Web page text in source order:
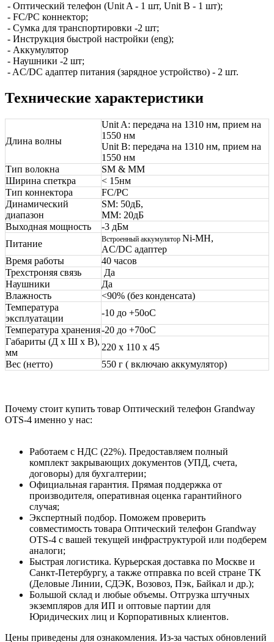
- Оптический телефон (Unit A - 1 шт, Unit B - 1 шт);
- FC/PC коннектор;
- Сумка для транспортировки -2 шт;
- Инструкция быстрой настройки (eng);
- Аккумулятор
- Наушники -2 шт;
- AC/DC адаптер питания (зарядное устройство) - 2 шт.
Технические характеристики
Длина волны
Unit A: передача на 1310 нм, прием на
1550 нм
Unit B: передача на 1310 нм, прием на
1550 нм
Тип волокна
SM & MM
Ширина спеткра
< 15нм
Тип коннектора
FC/PC
Динамический
диапазон
SM: 50дБ,
MM: 20дБ
Выходная мощность
-3 дБм
Питание
Встроенный аккумулятор Ni-MH,
AC/DC адаптер
Время работы
40 часов
Трехстроняя связь
Да
Наушники
Да
Влажность
<90% (без конденсата)
Температура
эксплуатации
-10 до +50оС
Температура хранения-20 до +70оС
Габариты (Д х Ш х В),
мм
220 х 110 х 45
Вес (нетто)
550 г ( включаю аккумулятор)
Почему стоит купить товар Оптический телефон Grandway
OTS-4 именно у нас:
Работаем с НДС (22%). Предоставляем полный
комплект закрывающих документов (УПД, счета,
договоры) для бухгалтерии;
Официальная гарантия. Прямая поддержка от
производителя, оперативная оценка гарантийного
случая;
Экспертный подбор. Поможем проверить
совместимость товара Оптический телефон Grandway
OTS-4 с вашей текущей инфраструктурой или подберем
аналоги;
Быстрая логистика. Курьерская доставка по Москве и
Санкт-Петербургу, а также отправка по всей стране ТК
(Деловые Линии, СДЭК, Возовоз, Пэк, Байкал и др.);
Большой склад и любые объемы. Отгрузка штучных
экземпляров для ИП и оптовые партии для
Юридических лиц и Корпоративных клиентов.
Цены приведены для ознакомления. Из‑за частых обновлений